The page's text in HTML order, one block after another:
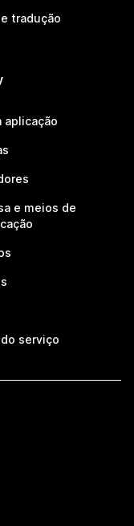
tradução
aplicação
e meios de
serviço